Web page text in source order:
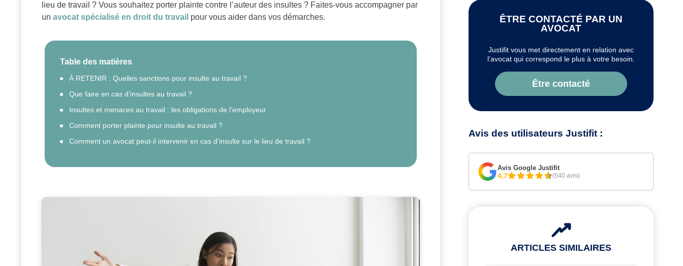
lieu de travail ? Vous souhaitez porter plainte contre l’auteur des insultes ? Faites-vous accompagner par
un avocat spécialisé en droit du travail pour vous aider dans vos démarches.
Table des matières
À RETENIR : Quelles sanctions pour insulte au travail ?
Que faire en cas d’insultes au travail ?
Insultes et menaces au travail : les obligations de l’employeur
Comment porter plainte pour insulte au travail ?
Comment un avocat peut-il intervenir en cas d’insulte sur le lieu de travail ?
ÊTRE CONTACTÉ PAR UN
AVOCAT
Justifit vous met directement en relation avec
l’avocat qui correspond le plus à votre besoin.
Être contacté
Avis des utilisateurs Justifit :
Avis Google Justifit
4,7 (540 avis)
ARTICLES SIMILAIRES